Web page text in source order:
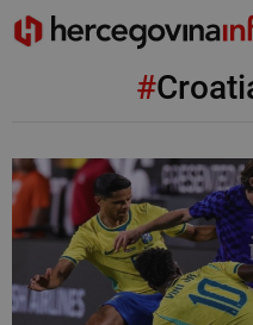
#